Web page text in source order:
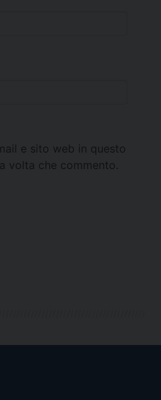
e sito web in questo
volta che commento.